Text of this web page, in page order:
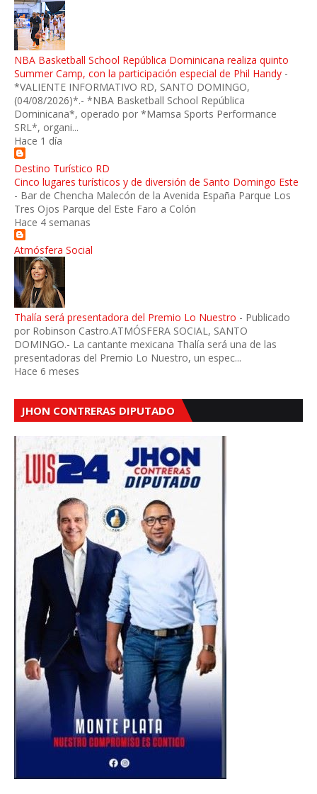
NBA Basketball School República Dominicana realiza quinto
Summer Camp, con la participación especial de Phil Handy -
*VALIENTE INFORMATIVO RD, SANTO DOMINGO,
(04/08/2026)*.- *NBA Basketball School República
Dominicana*, operado por *Mamsa Sports Performance
SRL*, organi...
Hace 1 día
Destino Turístico RD
Cinco lugares turísticos y de diversión de Santo Domingo Este
- Bar de Chencha Malecón de la Avenida España Parque Los
Tres Ojos Parque del Este Faro a Colón
Hace 4 semanas
Atmósfera Social
Thalía será presentadora del Premio Lo Nuestro - Publicado
por Robinson Castro.ATMÓSFERA SOCIAL, SANTO
DOMINGO.- La cantante mexicana Thalía será una de las
presentadoras del Premio Lo Nuestro, un espec...
Hace 6 meses
JHON CONTRERAS DIPUTADO